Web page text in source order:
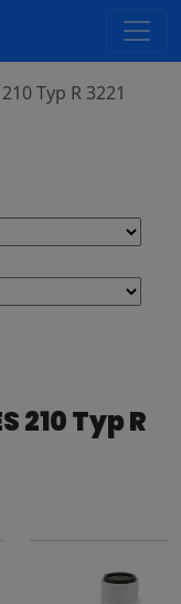
210 Typ R 3221
210 Typ R